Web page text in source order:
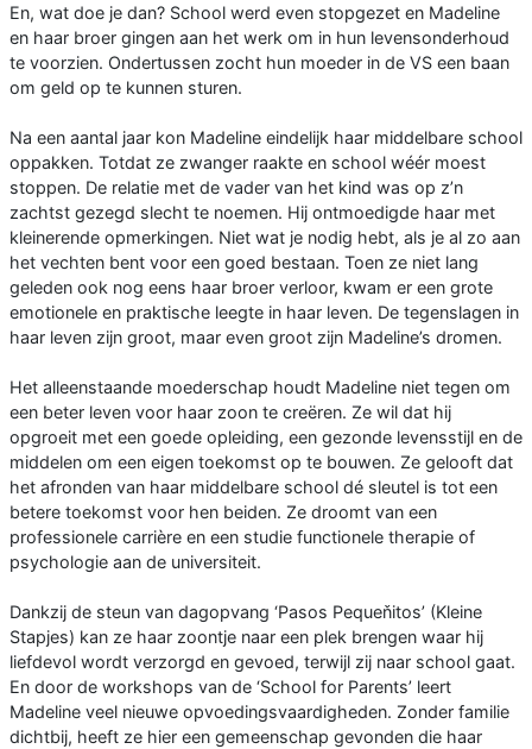
En, wat doe je dan? School werd even stopgezet en Madeline
en haar broer gingen aan het werk om in hun levensonderhoud
te voorzien. Ondertussen zocht hun moeder in de VS een baan
om geld op te kunnen sturen.
Na een aantal jaar kon Madeline eindelijk haar middelbare school
oppakken. Totdat ze zwanger raakte en school wéér moest
stoppen. De relatie met de vader van het kind was op z’n
zachtst gezegd slecht te noemen. Hij ontmoedigde haar met
kleinerende opmerkingen. Niet wat je nodig hebt, als je al zo aan
het vechten bent voor een goed bestaan. Toen ze niet lang
geleden ook nog eens haar broer verloor, kwam er een grote
emotionele en praktische leegte in haar leven. De tegenslagen in
haar leven zijn groot, maar even groot zijn Madeline’s dromen.
Het alleenstaande moederschap houdt Madeline niet tegen om
een beter leven voor haar zoon te creëren. Ze wil dat hij
opgroeit met een goede opleiding, een gezonde levensstijl en de
middelen om een eigen toekomst op te bouwen. Ze gelooft dat
het afronden van haar middelbare school dé sleutel is tot een
betere toekomst voor hen beiden. Ze droomt van een
professionele carrière en een studie functionele therapie of
psychologie aan de universiteit.
Dankzij de steun van dagopvang ‘Pasos Pequeňitos’ (Kleine
Stapjes) kan ze haar zoontje naar een plek brengen waar hij
liefdevol wordt verzorgd en gevoed, terwijl zij naar school gaat.
En door de workshops van de ‘School for Parents’ leert
Madeline veel nieuwe opvoedingsvaardigheden. Zonder familie
dichtbij, heeft ze hier een gemeenschap gevonden die haar